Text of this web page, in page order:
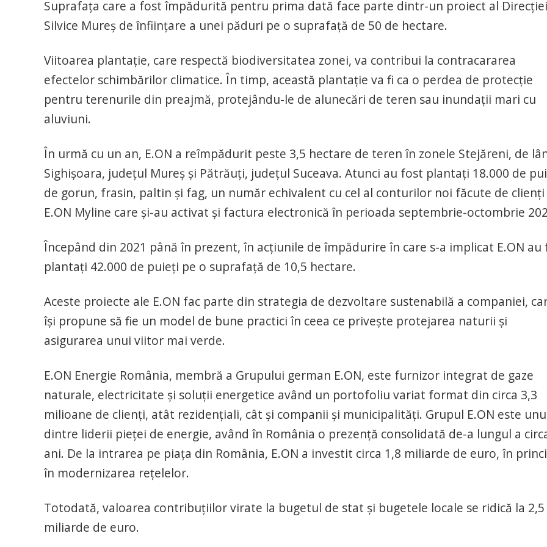
Suprafaţa care a fost împădurită pentru prima dată face parte dintr-un proiect al Direcţiei
Silvice Mureş de înfiinţare a unei păduri pe o suprafaţă de 50 de hectare.
Viitoarea plantaţie, care respectă biodiversitatea zonei, va contribui la contracararea
efectelor schimbărilor climatice. În timp, această plantaţie va fi ca o perdea de protecţie
pentru terenurile din preajmă, protejându-le de alunecări de teren sau inundaţii mari cu
aluviuni.
În urmă cu un an, E.ON a reîmpădurit peste 3,5 hectare de teren în zonele Stejăreni, de
Sighişoara, judeţul Mureş şi Pătrăuţi, judeţul Suceava. Atunci au fost plantaţi 18.000 de
de gorun, frasin, paltin şi fag, un număr echivalent cu cel al conturilor noi făcute de clienţi
E.ON Myline care şi-au activat şi factura electronică în perioada septembrie-octombrie
Începând din 2021 până în prezent, în acţiunile de împădurire în care s-a implicat E.ON au
plantaţi 42.000 de puieţi pe o suprafaţă de 10,5 hectare.
Aceste proiecte ale E.ON fac parte din strategia de dezvoltare sustenabilă a companiei,
îşi propune să fie un model de bune practici în ceea ce priveşte protejarea naturii şi
asigurarea unui viitor mai verde.
E.ON Energie România, membră a Grupului german E.ON, este furnizor integrat de gaze
naturale, electricitate şi soluţii energetice având un portofoliu variat format din circa 3,3
milioane de clienţi, atât rezidenţiali, cât şi companii şi municipalităţi. Grupul E.ON este
dintre liderii pieţei de energie, având în România o prezenţă consolidată de-a lungul a
ani. De la intrarea pe piaţa din România, E.ON a investit circa 1,8 miliarde de euro, în
în modernizarea reţelelor.
Totodată, valoarea contribuţiilor virate la bugetul de stat şi bugetele locale se ridică la 2,5
miliarde de euro.